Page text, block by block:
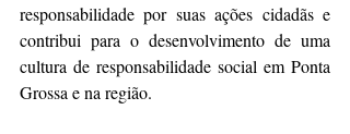
responsabilidade por suas ações cidadãs e
contribui para o desenvolvimento de uma
cultura de responsabilidade social em Ponta
Grossa e na região.